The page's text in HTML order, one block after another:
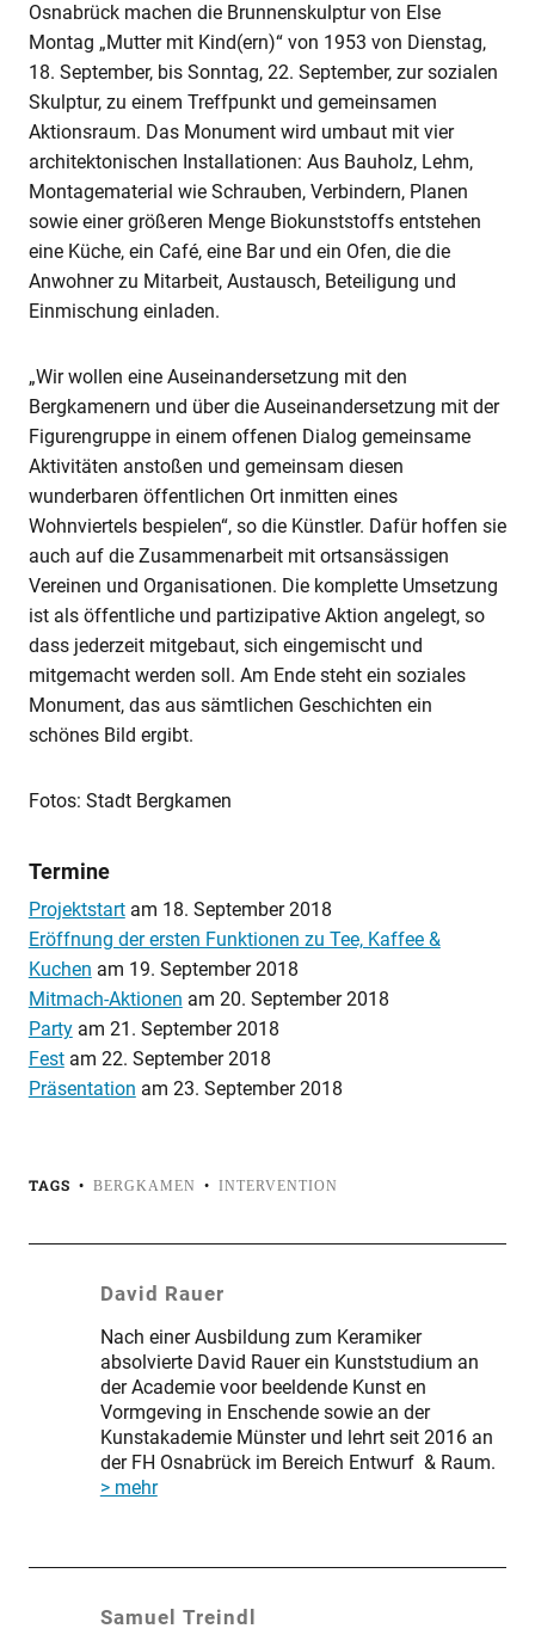
Osnabrück machen die Brunnenskulptur von Else
Montag „Mutter mit Kind(ern)“ von 1953 von Dienstag,
18. September, bis Sonntag, 22. September, zur sozialen
Skulptur, zu einem Treffpunkt und gemeinsamen
Aktionsraum. Das Monument wird umbaut mit vier
architektonischen Installationen: Aus Bauholz, Lehm,
Montagematerial wie Schrauben, Verbindern, Planen
sowie einer größeren Menge Biokunststoffs entstehen
eine Küche, ein Café, eine Bar und ein Ofen, die die
Anwohner zu Mitarbeit, Austausch, Beteiligung und
Einmischung einladen.
„Wir wollen eine Auseinandersetzung mit den
Bergkamenern und über die Auseinandersetzung mit der
Figurengruppe in einem offenen Dialog gemeinsame
Aktivitäten anstoßen und gemeinsam diesen
wunderbaren öffentlichen Ort inmitten eines
Wohnviertels bespielen“, so die Künstler. Dafür hoffen sie
auch auf die Zusammenarbeit mit ortsansässigen
Vereinen und Organisationen. Die komplette Umsetzung
ist als öffentliche und partizipative Aktion angelegt, so
dass jederzeit mitgebaut, sich eingemischt und
mitgemacht werden soll. Am Ende steht ein soziales
Monument, das aus sämtlichen Geschichten ein
schönes Bild ergibt.
Fotos: Stadt Bergkamen
Termine
Projektstartam 18. September 2018
Eröffnung der ersten Funktionen zu Tee, Kaffee &
Kuchen am 19. September 2018
Mitmach-Aktionen am 20. September 2018
Partyam 21. September 2018
Festam 22. September 2018
Präsentation am 23. September 2018
TAGS BERGKAMEN INTERVENTION
David Rauer
Nach einer Ausbildung zum Keramiker
absolvierte David Rauer ein Kunststudium an
der Academie voor beeldende Kunst en
Vormgeving in Enschende sowie an der
Kunstakademie Münster und lehrt seit 2016 an
der FH Osnabrück im Bereich Entwurf & Raum.
> mehr
Samuel Treindl